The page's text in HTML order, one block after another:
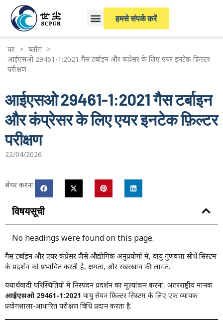
हमसे संपर्क करें
घर > ब्लॉग >
आईएसओ 29461-1:2021 गैस टर्बाइन और कंप्रेसर के लिए एयर इनटेक फ़िल्टर
परीक्षण
आईएसओ 29461-1:2021 गैस टर्बाइन
और कंप्रेसर के लिए एयर इनटेक फ़िल्टर
परीक्षण
22/04/2026
शेयर करना:
विषयसूची
No headings were found on this page.
गैस टर्बाइन और एयर कंप्रेसर जैसे औद्योगिक अनुप्रयोगों में, वायु गुणवत्ता सीधे सिस्टम
के प्रदर्शन को प्रभावित करती है, क्षमता, और रखरखाव की लागत.
यथार्थवादी परिस्थितियों में निस्पंदन प्रदर्शन का मूल्यांकन करना, अंतरराष्ट्रीय मानक
आईएसओ 29461-1:2021 वायु सेवन फ़िल्टर सिस्टम के लिए एक व्यापक
प्रयोगशाला-आधारित परीक्षण विधि प्रदान करता है.